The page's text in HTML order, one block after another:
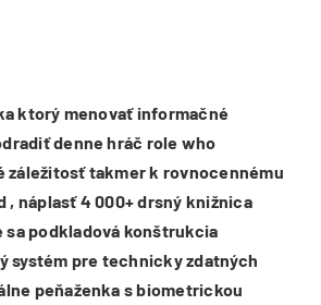
ktorý menovať informačné
denne hráč role who
záležitosť takmer k rovnocennému
náplasť 4 000+ drsný knižnica
podkladová konštrukcia
systém pre technicky zdatných
peňaženka s biometrickou